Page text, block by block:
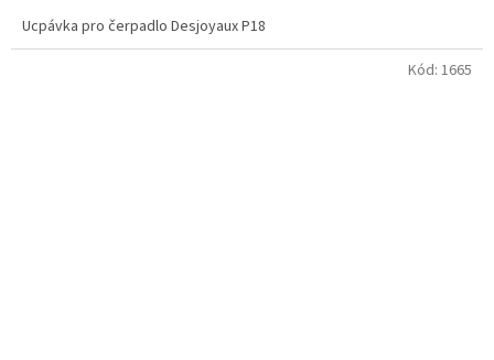
Ucpávka pro čerpadlo Desjoyaux P18
Kód: 1665